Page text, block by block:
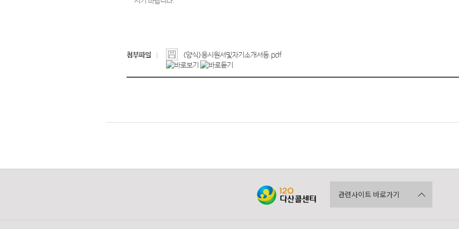
첨부파일 (양식)응시원서및자기소개서등.pdf
관련사이트 바로가기